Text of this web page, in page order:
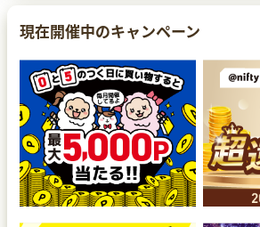
現在開催中のキャンペーン